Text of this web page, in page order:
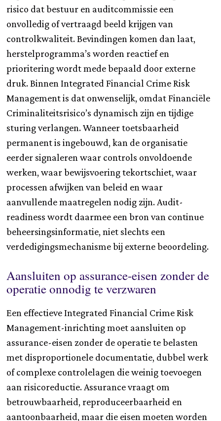
risico dat bestuur en auditcommissie een
onvolledig of vertraagd beeld krijgen van
controlkwaliteit. Bevindingen komen dan laat,
herstelprogramma’s worden reactief en
prioritering wordt mede bepaald door externe
druk. Binnen Integrated Financial Crime Risk
Management is dat onwenselijk, omdat Financiële
Criminaliteitsrisico’s dynamisch zijn en tijdige
sturing verlangen. Wanneer toetsbaarheid
permanent is ingebouwd, kan de organisatie
eerder signaleren waar controls onvoldoende
werken, waar bewijsvoering tekortschiet, waar
processen afwijken van beleid en waar
aanvullende maatregelen nodig zijn. Audit-
readiness wordt daarmee een bron van continue
beheersingsinformatie, niet slechts een
verdedigingsmechanisme bij externe beoordeling.
Aansluiten op assurance-eisen zonder de
operatie onnodig te verzwaren
Een effectieve Integrated Financial Crime Risk
Management-inrichting moet aansluiten op
assurance-eisen zonder de operatie te belasten
met disproportionele documentatie, dubbel werk
of complexe controlelagen die weinig toevoegen
aan risicoreductie. Assurance vraagt om
betrouwbaarheid, reproduceerbaarheid en
aantoonbaarheid, maar die eisen moeten worden